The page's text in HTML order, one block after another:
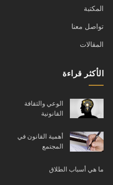
المكتبة
تواصل معنا
المقالات
الأكثر قراءة
الوعي والثقافة
القانونية
أهمية القانون في
المجتمع
ما هي أسباب الطلاق